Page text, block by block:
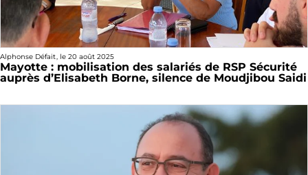
Alphonse Défait, le 20 août 2025
Mayotte : mobilisation des salariés de RSP Sécurité
auprès d’Elisabeth Borne, silence de Moudjibou Saidi